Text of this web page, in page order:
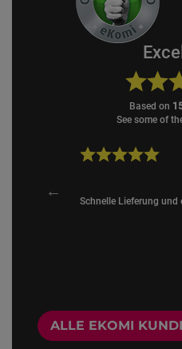
based on
see some of
Schnelle Lieferung und
ALLE EKOMI